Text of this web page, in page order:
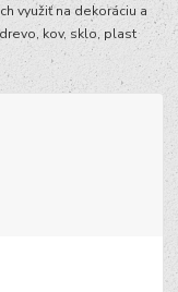
využiť na dekoráciu a
kov, sklo, plast